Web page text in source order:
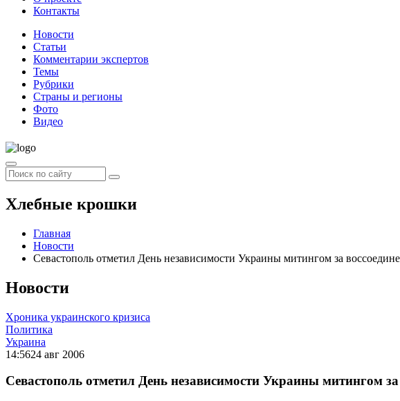
Контакты
Новости
Статьи
Комментарии экспертов
Темы
Рубрики
Страны и регионы
Фото
Видео
Хлебные крошки
Главная
Новости
Севастополь отметил День независимости Украины митингом за
Новости
Хроника украинского кризиса
Политика
Украина
14:5624 авг 2006
Севастополь отметил День независимости Украины митингом